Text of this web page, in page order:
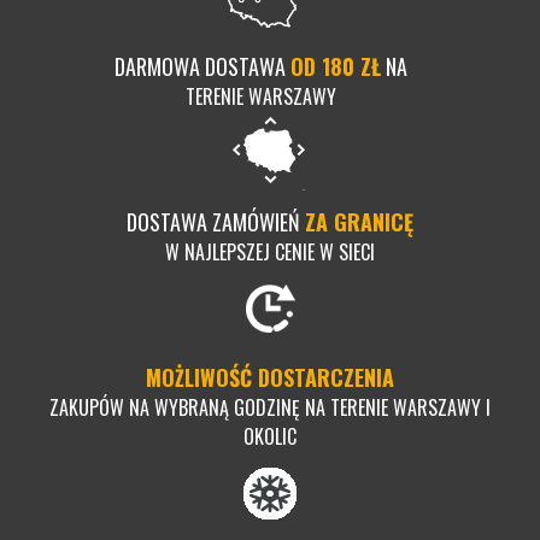
DARMOWA DOSTAWAOD 180 ZŁNA
TERENIE WARSZAWY
DOSTAWA ZAMÓWIEŃ ZA GRANICĘ
W NAJLEPSZEJ CENIE W SIECI
MOŻLIWOŚĆ DOSTARCZENIA
ZAKUPÓW NA WYBRANĄ GODZINĘ NA TERENIE WARSZAWY I
OKOLIC